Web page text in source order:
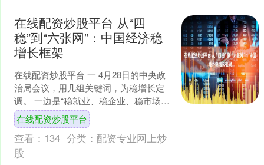
在线配资炒股平台 从“四
稳”到“六张网”：中国经济稳
增长框架
在线配资炒股平台 一 4月28日的中央政
治局会议，用几组关键词，为稳增长定
调。 一边是“稳就业、稳企业、稳市场、
稳预期”的目标延续，一边是“六张网”“人
工智能+....
在线配资炒股平台
查看： 134 分类： 配资专业网上炒
股